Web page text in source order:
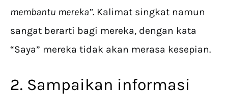
membantu mereka”. Kalimat singkat namun
sangat berarti bagi mereka, dengan kata
“Saya” mereka tidak akan merasa kesepian.
2. Sampaikan informasi